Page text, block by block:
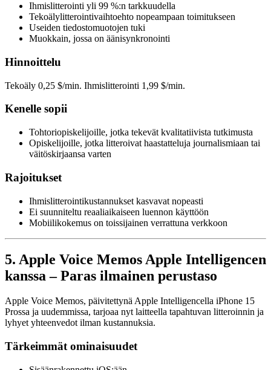
Ihmislitterointi yli 99 %:n tarkkuudella
Tekoälylitterointivaihtoehto nopeampaan toimitukseen
Useiden tiedostomuotojen tuki
Muokkain, jossa on äänisynkronointi
Hinnoittelu
Tekoäly 0,25 $/min. Ihmislitterointi 1,99 $/min.
Kenelle sopii
Tohtoriopiskelijoille, jotka tekevät kvalitatiivista tutkimusta
Opiskelijoille, jotka litteroivat haastatteluja journalismiaan tai
väitöskirjaansa varten
Rajoitukset
Ihmislitterointikustannukset kasvavat nopeasti
Ei suunniteltu reaaliaikaiseen luennon käyttöön
Mobiilikokemus on toissijainen verrattuna verkkoon
5. Apple Voice Memos Apple Intelligencen
kanssa – Paras ilmainen perustaso
Apple Voice Memos, päivitettynä Apple Intelligencella iPhone 15
Prossa ja uudemmissa, tarjoaa nyt laitteella tapahtuvan litteroinnin ja
lyhyet yhteenvedot ilman kustannuksia.
Tärkeimmät ominaisuudet